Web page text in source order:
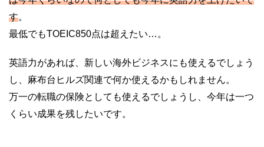
す。
最低でもTOEIC850点は超えたい…。
英語力があれば、新しい海外ビジネスにも使えるでしょう
し、麻布台ヒルズ関連で何か使えるかもしれません。
万一の転職の保険としても使えるでしょうし、今年は一つ
くらい成果を残したいです。